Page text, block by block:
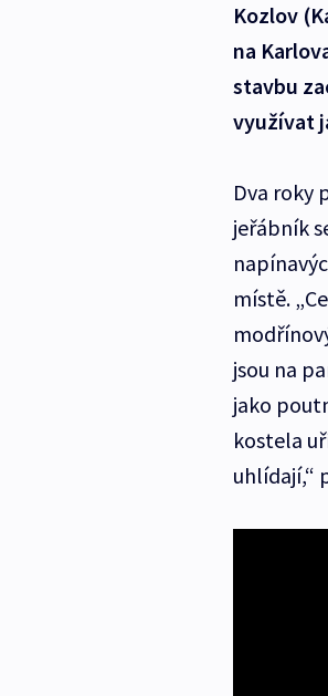
Kozlov
na
stavbu
využívat
Dva roky
jeřábník
místě.
jsou na
jako
kostela
uhlídají,“